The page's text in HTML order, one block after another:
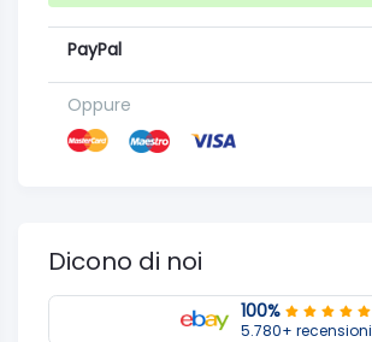
PayPal
Oppure
Dicono di noi
100%
5.780+ recensioni